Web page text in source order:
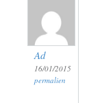
Ad
16/01/2015
permalien